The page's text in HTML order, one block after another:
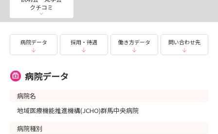
クチコミ
病院データ 採用・待遇 働き方データ 問い合わせ先
病院データ
病院名
地域医療機能推進機構(JCHO)群馬中央病院
病院種別